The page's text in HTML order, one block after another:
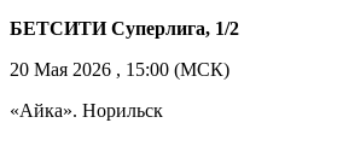
БЕТСИТИ Суперлига, 1/2
20 Мая 2026 , 15:00 (МСК)
«Айка». Норильск